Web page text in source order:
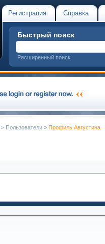
Регистрация Справка
Быстрый поиск
Расширенный поиск
> Пользователи » Профиль Августина